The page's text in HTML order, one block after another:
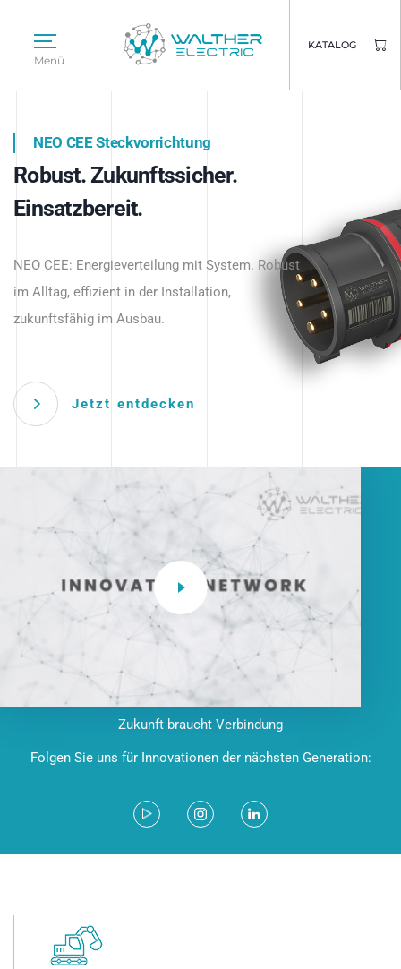
Menü
KATALOG
Intelligente Stromverteilung
beginnt hier.
NEO CEE Steckvorrichtung
Robust. Zukunftssicher.
Einsatzbereit.
NEO CEE: Energieverteilung mit System. Robust
im Alltag, effizient in der Installation,
zukunftsfähig im Ausbau.
Jetzt entdecken
Intelligenz trifft Energie.
Anwendungen – robust, IP-geschützt und
zukunftsfähig.
Zukunft braucht Verbindung
Folgen Sie uns für Innovationen der nächsten Generation: